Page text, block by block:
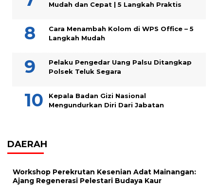
Mudah dan Cepat | 5 Langkah Praktis
Cara Menambah Kolom di WPS Office – 5
Langkah Mudah
Pelaku Pengedar Uang Palsu Ditangkap
Polsek Teluk Segara
Kepala Badan Gizi Nasional
Mengundurkan Diri Dari Jabatan
DAERAH
Workshop Perekrutan Kesenian Adat Mainangan:
Ajang Regenerasi Pelestari Budaya Kaur